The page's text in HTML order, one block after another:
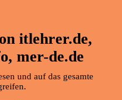
itlehrer.de,
mer-de.de
und auf das gesamte